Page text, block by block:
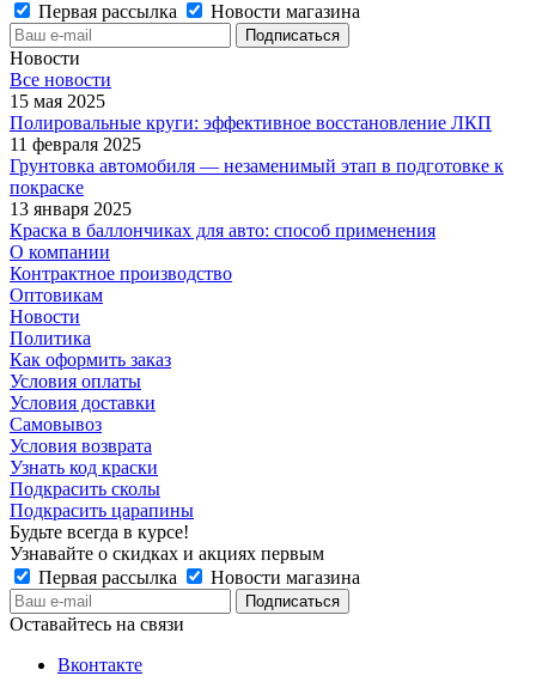
Первая рассылка
Новости магазина
Новости
Все новости
15 мая 2025
Полировальные круги: эффективное восстановление ЛКП
11 февраля 2025
Грунтовка автомобиля — незаменимый этап в подготовке к
покраске
13 января 2025
Краска в баллончиках для авто: способ применения
О компании
Контрактное производство
Оптовикам
Новости
Политика
Как оформить заказ
Условия оплаты
Условия доставки
Самовывоз
Условия возврата
Узнать код краски
Подкрасить сколы
Подкрасить царапины
Будьте всегда в курсе!
Узнавайте о скидках и акциях первым
Первая рассылка
Новости магазина
Оставайтесь на связи
Вконтакте